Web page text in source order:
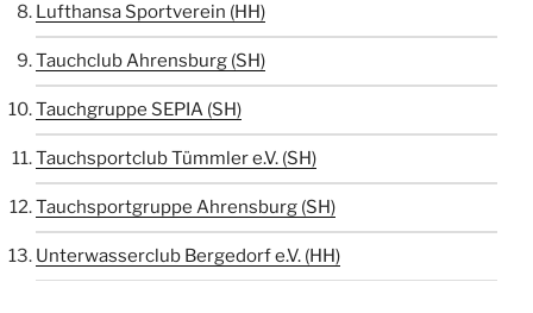
Lufthansa Sportverein (HH)
Tauchclub Ahrensburg (SH)
Tauchgruppe SEPIA (SH)
Tauchsportclub Tümmler e.V. (SH)
Tauchsportgruppe Ahrensburg (SH)
Unterwasserclub Bergedorf e.V. (HH)